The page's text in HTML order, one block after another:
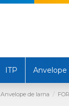
ITP Anvelope
Anvelope de Iarna